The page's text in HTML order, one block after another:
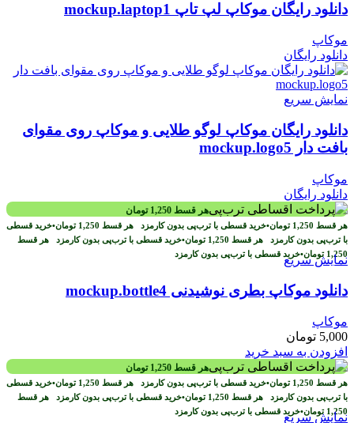
دانلود رایگان موکاپ لپ تاپ mockup.laptop1
موکاپ
دانلود رایگان
نمایش سریع
دانلود رایگان موکاپ لوگو طلایی و موکاپ روی مقوای
بافت دار mockup.logo5
موکاپ
دانلود رایگان
هر قسط 1,250 تومان
هر قسط 1,250 تومان•خرید قسطی با ترب‌پی بدون کارمزد هر قسط 1,250 تومان•خرید قسطی
با ترب‌پی بدون کارمزد هر قسط 1,250 تومان•خرید قسطی با ترب‌پی بدون کارمزد هر قسط
1,250 تومان•خرید قسطی با ترب‌پی بدون کارمزدنمایش سریع
دانلود موکاپ بطری نوشیدنی mockup.bottle4
موکاپ
5,000 تومان
افزودن به سبد خرید
هر قسط 1,250 تومان
هر قسط 1,250 تومان•خرید قسطی با ترب‌پی بدون کارمزد هر قسط 1,250 تومان•خرید قسطی
با ترب‌پی بدون کارمزد هر قسط 1,250 تومان•خرید قسطی با ترب‌پی بدون کارمزد هر قسط
1,250 تومان•خرید قسطی با ترب‌پی بدون کارمزدنمایش سریع